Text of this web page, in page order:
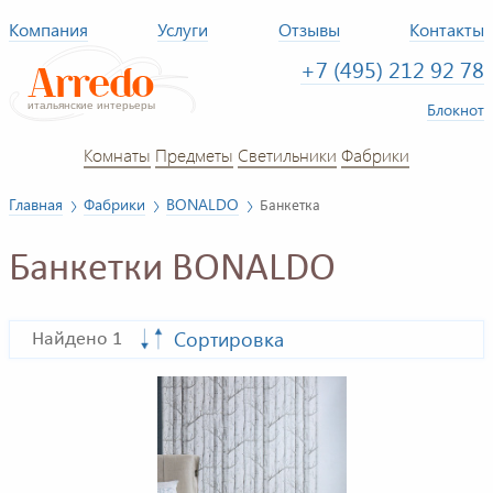
Компания Услуги Отзывы Контакты
+7 (495) 212 92 78
Блокнот
Комнаты Предметы Светильники Фабрики
Главная Фабрики BONALDO Банкетка
Банкетки BONALDO
Найдено 1 Сортировка